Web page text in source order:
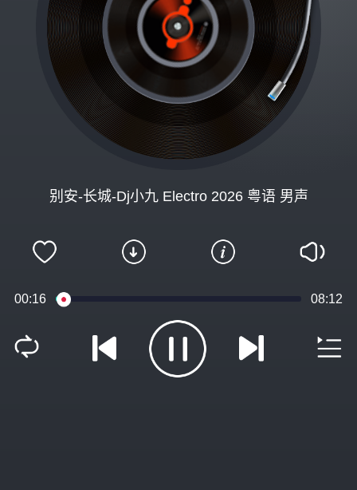
别安-长城-Dj小九 Electro 2026 粤语 男声
00:16 08:12